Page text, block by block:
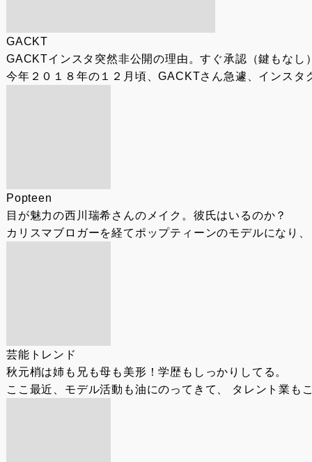
GACKT
GACKTインスタ突然非公開の理由。すぐ承認（鍵もなし
今年２０１８年の１２月頃、GACKTさん急遽、インス
Popteen
目が魅力の西川瑞希さんのメイク。彼氏はいるのか？
カリスマブロガーを経てポップティーンのモデルになり
芸能トレンド
秋元梢は姉も兄も母も美形！学歴もしっかりしてる。
ここ最近、モデル活動も油にのってきて、 タレント業